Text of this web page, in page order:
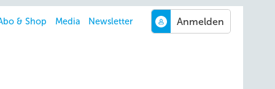
& Shop Media Newsletter